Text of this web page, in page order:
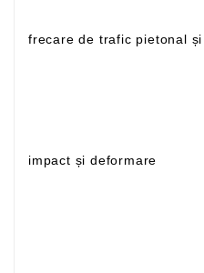
frecare de trafic pietonal
impact și deformare